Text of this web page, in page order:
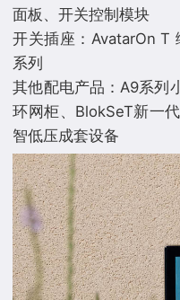
面板、开关控制模块
开关插座：AvatarOn T
系列
其他配电产品：A9系列
环网柜、BlokSeT新一